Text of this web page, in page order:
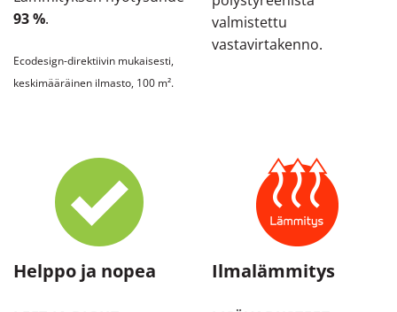
93 %.
Ecodesign-direktiivin mukaisesti,
keskimääräinen ilmasto, 100 m².
valmistettu
vastavirtakenno.
Helppo ja nopea Ilmalämmitys